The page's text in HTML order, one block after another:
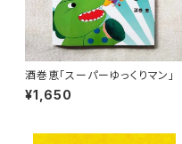
酒巻恵「スーパーゆっくりマン」
¥1,650